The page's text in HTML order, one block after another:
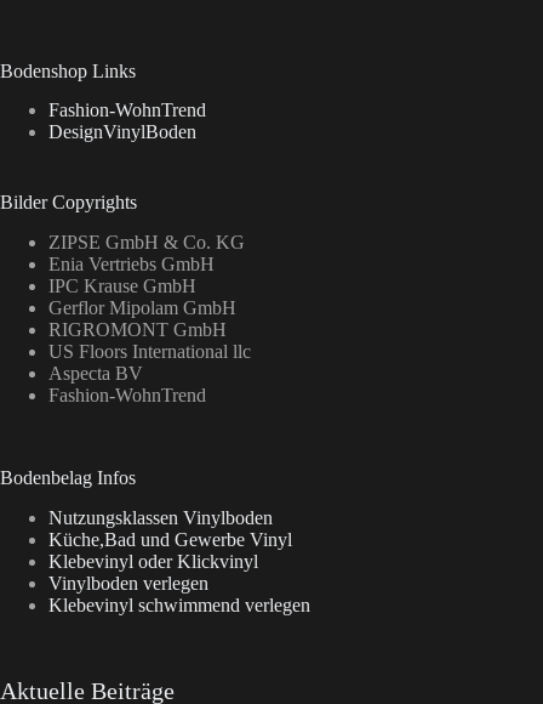
Bodenshop Links
Fashion-WohnTrend
DesignVinylBoden
Bilder Copyrights
ZIPSE GmbH & Co. KG
Enia Vertriebs GmbH
IPC Krause GmbH
Gerflor Mipolam GmbH
RIGROMONT GmbH
US Floors International llc
Aspecta BV
Fashion-WohnTrend
Bodenbelag Infos
Nutzungsklassen Vinylboden
Küche,Bad und Gewerbe Vinyl
Klebevinyl oder Klickvinyl
Vinylboden verlegen
Klebevinyl schwimmend verlegen
Aktuelle Beiträge